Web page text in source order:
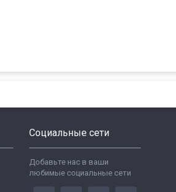
Социальные сети
Добавьте нас в ваши
любимые социальные сети